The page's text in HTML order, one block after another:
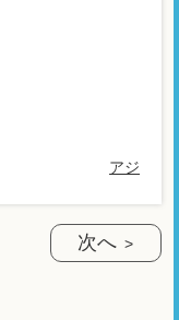
アジ
次へ